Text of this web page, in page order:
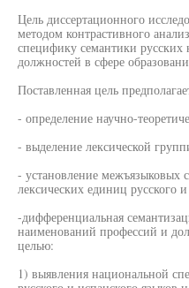
Цель диссертационного
методом контрастивного
специфику семантики
должностей в сфере
Поставленная цель
- определение научно-
- выделение лексической
- установление межъязыковых
лексических единиц русского
-дифференциальная
наименований профессий и
целью:
1) выявления национальной